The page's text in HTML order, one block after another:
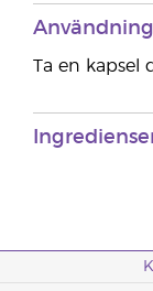
Användning
Ta en kapsel